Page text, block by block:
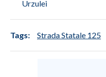
NECROLOGI
SPIAGGE
Urzulei
Tags: Strada Statale 125